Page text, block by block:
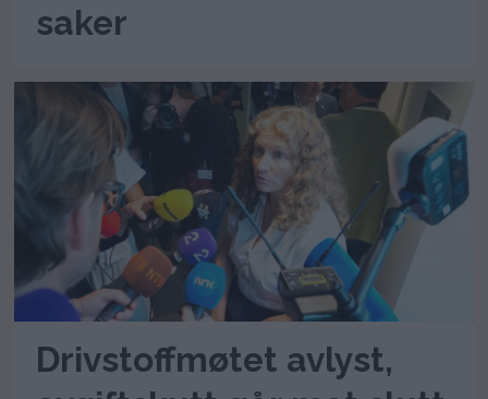
saker
Drivstoffmøtet avlyst,